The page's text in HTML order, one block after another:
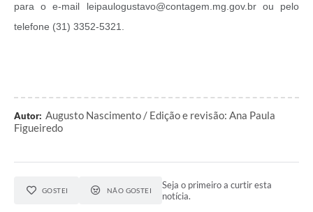
para o e-mail leipaulogustavo@contagem.mg.gov.br ou pelo
telefone (31) 3352-5321.
Autor: Augusto Nascimento / Edição e revisão: Ana Paula
Figueiredo
GOSTEI NÃO GOSTEI
Seja o primeiro a curtir esta
notícia.